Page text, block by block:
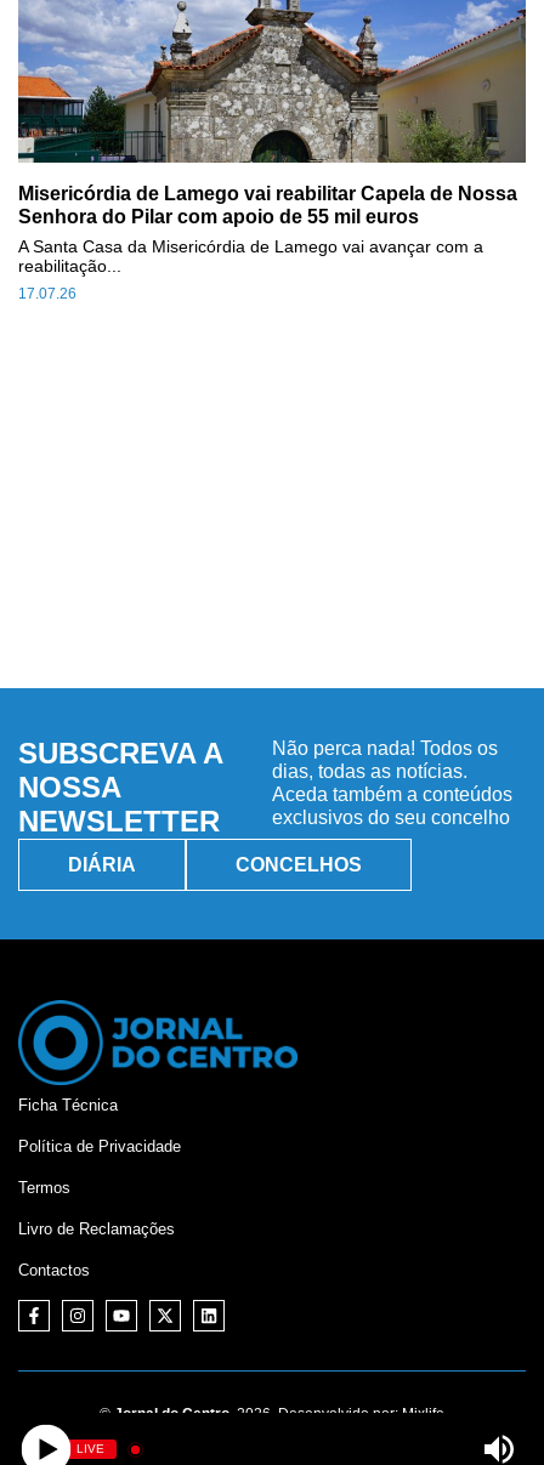
Misericórdia de Lamego vai reabilitar Capela de Nossa
Senhora do Pilar com apoio de 55 mil euros
17.07.26
A Santa Casa da Misericórdia de Lamego vai avançar com a
reabilitação...
SUBSCREVA A
NOSSA
NEWSLETTER
Não perca nada! Todos os
dias, todas as notícias.
Aceda também a conteúdos
exclusivos do seu concelho
DIÁRIA CONCELHOS
Ficha Técnica
Política de Privacidade
Termos
Livro de Reclamações
Contactos
© Jornal do Centro, 2026. Desenvolvido por: Mixlife
LIVE